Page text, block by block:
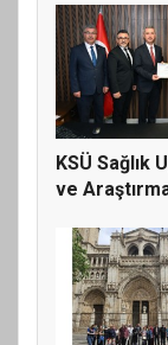
KSÜ Sağlık
ve